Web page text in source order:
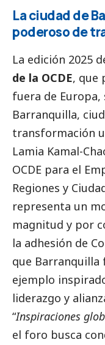
La ciudad de
poderoso de
La edición 2025
de la OCDE, que
fuera de Europa,
Barranquilla,
transformación
Lamia Kamal-
OCDE para el
Regiones y
representa un
magnitud y por
la adhesión de
que Barranquilla
ejemplo
liderazgo y
“Inspiraciones
el foro busca